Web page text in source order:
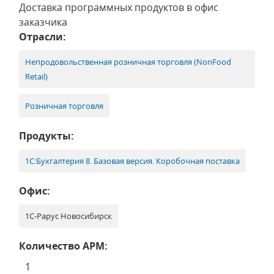
Доставка программных продуктов в офис
заказчика
Отрасли:
Непродовольственная розничная торговля (NonFood
Retail)
Розничная торговля
Продукты:
1С:Бухгалтерия 8. Базовая версия. Коробочная поставка
Офис:
1С-Рарус Новосибирск
Количество АРМ:
1